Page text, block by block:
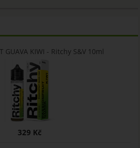
GUAVA KIWI - Ritchy S&V 10ml
329 Kč